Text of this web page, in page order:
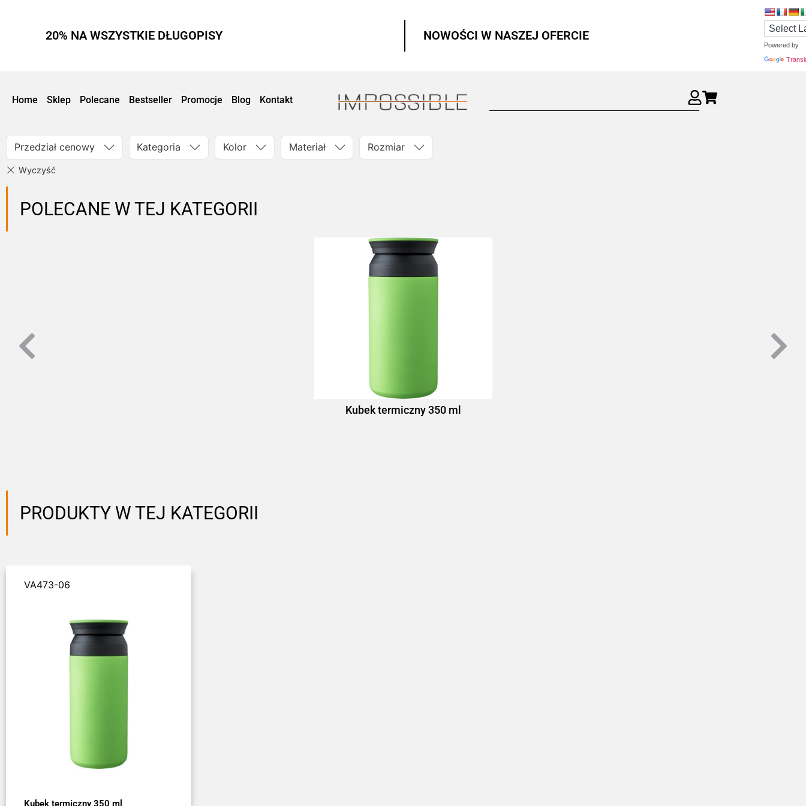
20% NA WSZYSTKIE DŁUGOPISY NOWOŚCI W NASZEJ OFERCIE
Powered by
Home Sklep Polecane Bestseller Promocje Blog Kontakt
Przedział cenowy Kategoria Kolor Materiał Rozmiar
POLECANE W TEJ KATEGORII
Kubek termiczny 350 ml
PRODUKTY W TEJ KATEGORII
VA473-06
Kubek termiczny 350 ml